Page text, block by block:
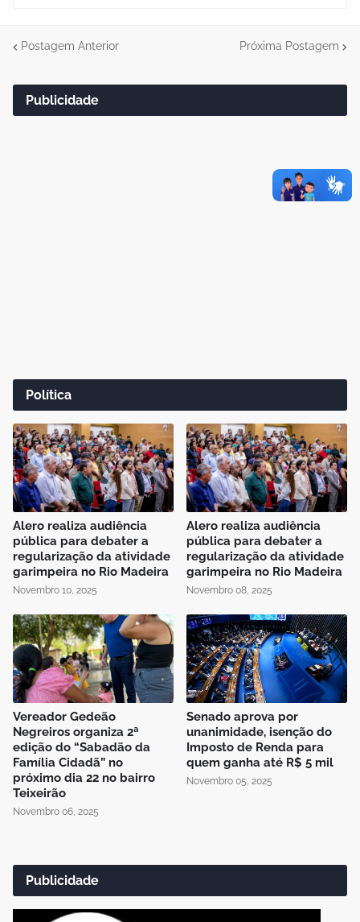
Postagem Anterior Próxima Postagem
Publicidade
Política
Alero realiza audiência
pública para debater a
regularização da atividade
garimpeira no Rio Madeira
Novembro 10, 2025
Alero realiza audiência
pública para debater a
regularização da atividade
garimpeira no Rio Madeira
Novembro 08, 2025
Vereador Gedeão
Negreiros organiza 2ª
edição do “Sabadão da
Família Cidadã” no
próximo dia 22 no bairro
Teixeirão
Novembro 06, 2025
Senado aprova por
unanimidade, isenção do
Imposto de Renda para
quem ganha até R$ 5 mil
Novembro 05, 2025
Publicidade